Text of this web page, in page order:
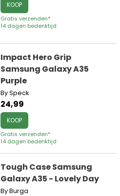
KOOP
Gratis verzenden*
14 dagen bedenktijd
Impact Hero Grip
Samsung Galaxy A35
Purple
By Speck
24,99
KOOP
Gratis verzenden*
14 dagen bedenktijd
Tough Case Samsung
Galaxy A35 - Lovely Day
By Burga